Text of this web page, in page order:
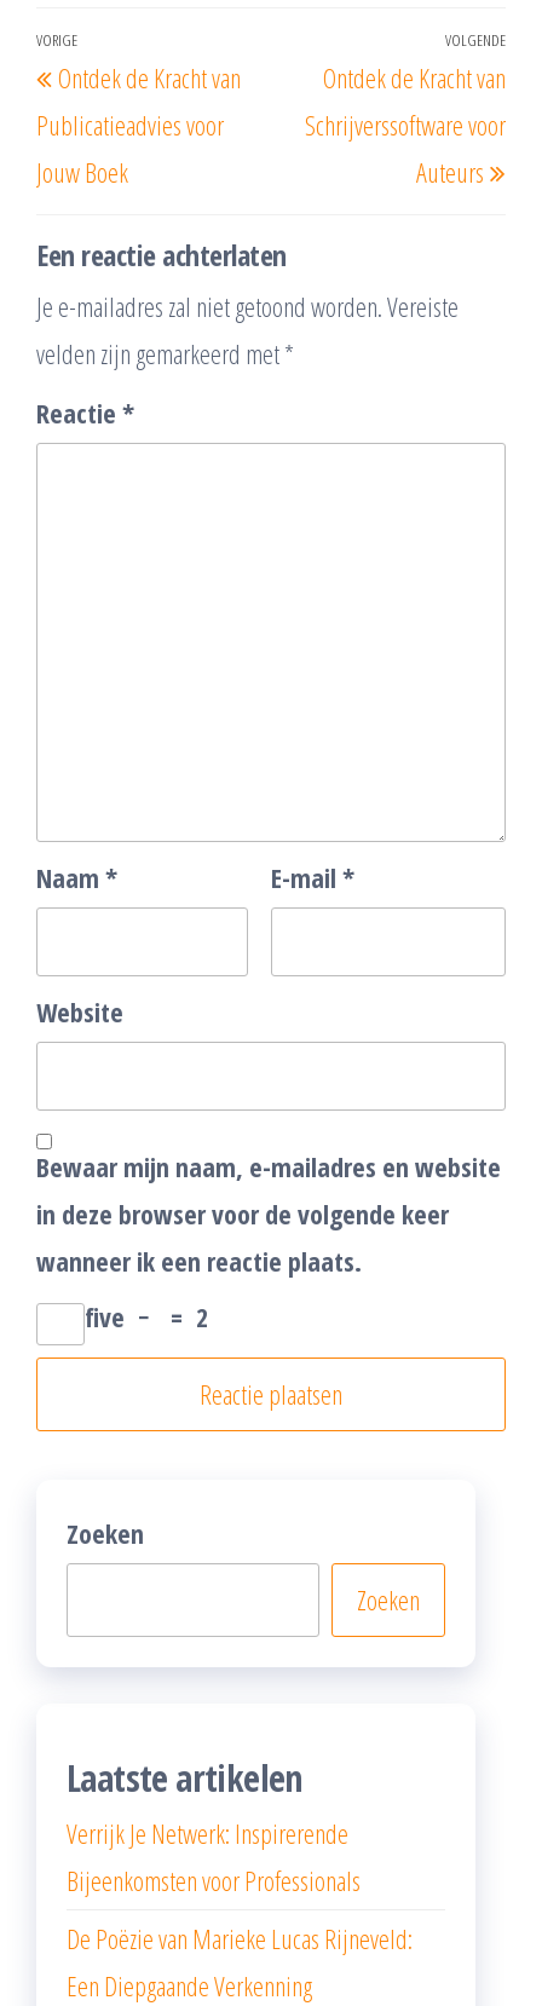
Berichtnavigatie
Vorig
bericht
VORIGE
Ontdek de Kracht van
Publicatieadvies voor
Jouw Boek
VOLGENDE
Ontdek de Kracht van
Schrijverssoftware voor
Auteurs
Een reactie achterlaten
Je e-mailadres zal niet getoond worden.Vereiste
velden zijn gemarkeerd met*
Reactie *
Naam * E-mail *
Website
Bewaar mijn naam, e-mailadres en website
in deze browser voor de volgende keer
wanneer ik een reactie plaats.
five − = 2
Zoeken
Zoeken
Laatste artikelen
Verrijk Je Netwerk: Inspirerende
Bijeenkomsten voor Professionals
De Poëzie van Marieke Lucas Rijneveld:
Een Diepgaande Verkenning